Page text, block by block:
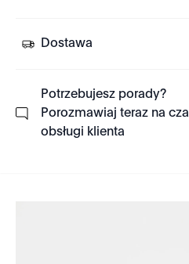
Dostawa
Potrzebujesz porady?
Porozmawiaj teraz na
obsługi klienta